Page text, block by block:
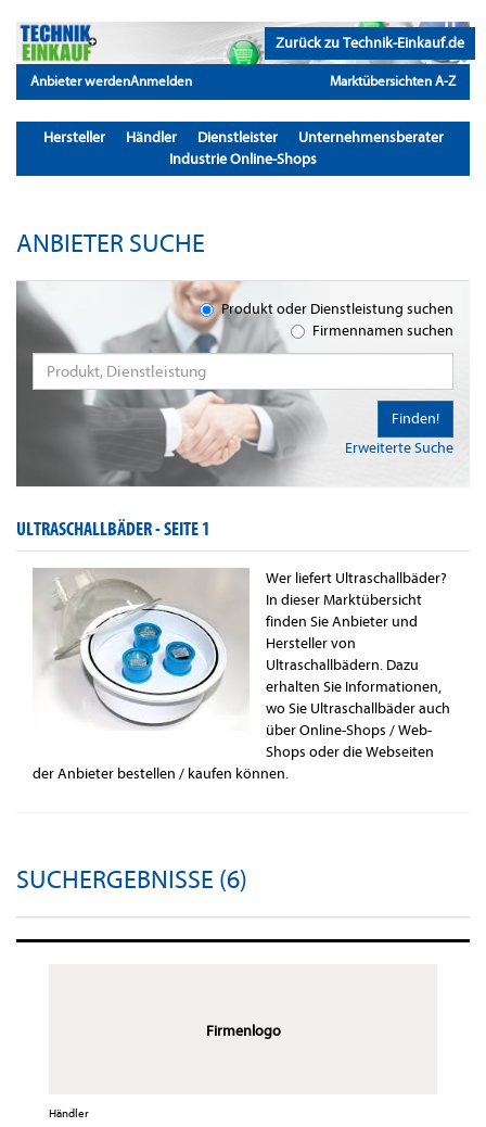
Zurück zu Technik-Einkauf.de
Anbieter werdenAnmelden Marktübersichten A-Z
Hersteller Händler Dienstleister
Unternehmensberater
Industrie Online-Shops
ANBIETER SUCHE
Produkt oder Dienstleistung suchen
Firmennamen suchen
Erweiterte Suche
Finden!
ULTRASCHALLBÄDER -SEITE 1
Wer liefert Ultraschallbäder?
In dieser Marktübersicht
finden Sie Anbieter und
Hersteller von
Ultraschallbädern. Dazu
erhalten Sie Informationen,
wo Sie Ultraschallbäder auch
über Online-Shops / Web-
Shops oder die Webseiten
der Anbieter bestellen / kaufen können.
SUCHERGEBNISSE (6)
Firmenlogo
Händler